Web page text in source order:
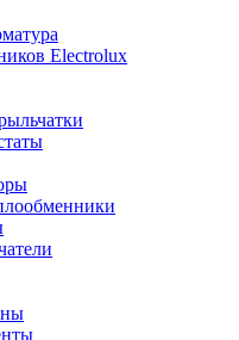
Electrolux